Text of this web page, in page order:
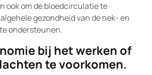
ook om de bloedcirculatie te
gezondheid van de nek- en
ondersteunen.
bij het werken of
te voorkomen.